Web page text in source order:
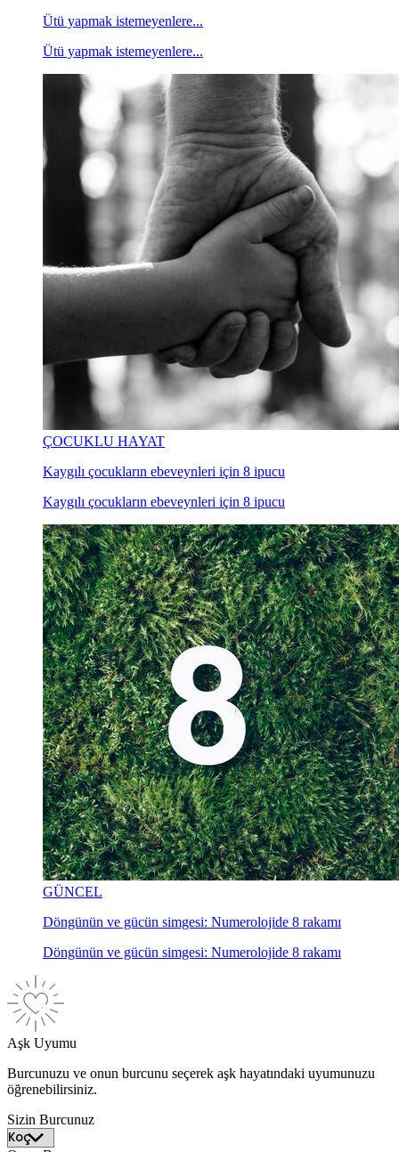
Ütü yapmak istemeyenlere...
Ütü yapmak istemeyenlere...
ÇOCUKLU HAYAT
Kaygılı çocukların ebeveynleri için 8 ipucu
Kaygılı çocukların ebeveynleri için 8 ipucu
GÜNCEL
Döngünün ve gücün simgesi: Numerolojide 8 rakamı
Döngünün ve gücün simgesi: Numerolojide 8 rakamı
Aşk Uyumu
Burcunuzu ve onun burcunu seçerek aşk hayatındaki uyumunuzu
öğrenebilirsiniz.
Sizin Burcunuz